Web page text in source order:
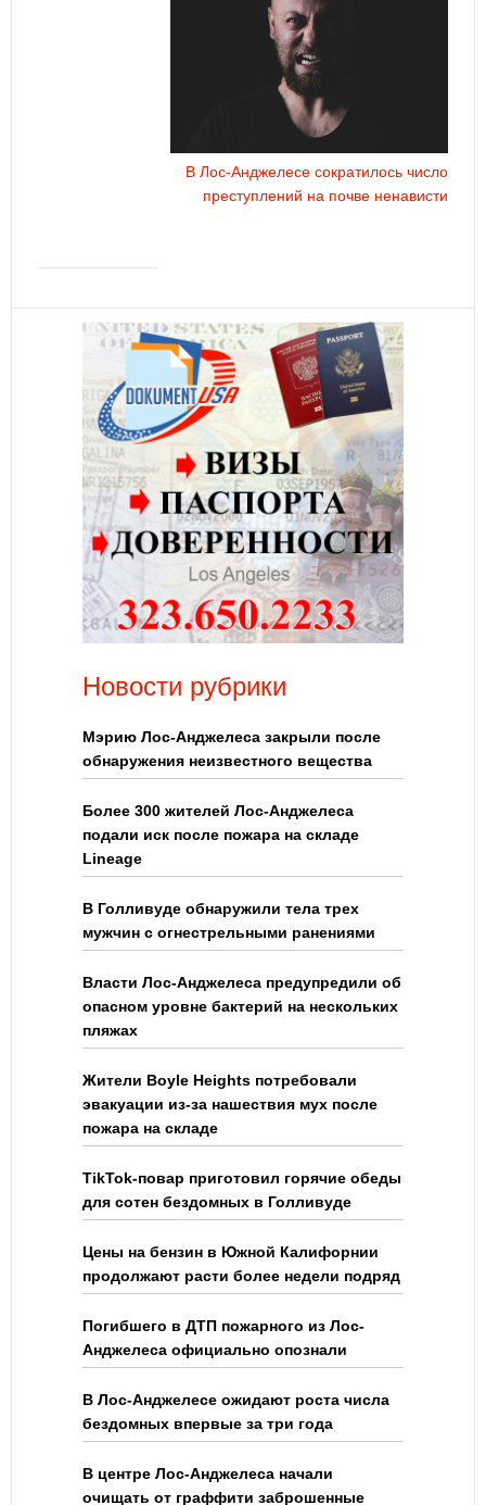
В Лос-Анджелесе сократилось число
преступлений на почве ненависти
Новости рубрики
Мэрию Лос-Анджелеса закрыли после
обнаружения неизвестного вещества
Более 300 жителей Лос-Анджелеса
подали иск после пожара на складе
Lineage
В Голливуде обнаружили тела трех
мужчин с огнестрельными ранениями
Власти Лос-Анджелеса предупредили об
опасном уровне бактерий на нескольких
пляжах
Жители Boyle Heights потребовали
эвакуации из-за нашествия мух после
пожара на складе
TikTok-повар приготовил горячие обеды
для сотен бездомных в Голливуде
Цены на бензин в Южной Калифорнии
продолжают расти более недели подряд
Погибшего в ДТП пожарного из Лос-
Анджелеса официально опознали
В Лос-Анджелесе ожидают роста числа
бездомных впервые за три года
В центре Лос-Анджелеса начали
очищать от граффити заброшенные